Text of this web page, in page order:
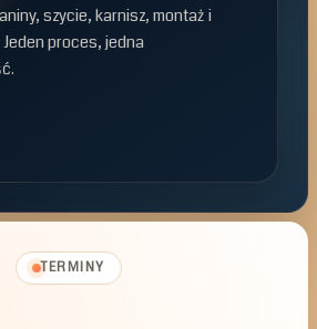
szycie, karnisz, montaż i
Jeden proces, jedna
TERMINY